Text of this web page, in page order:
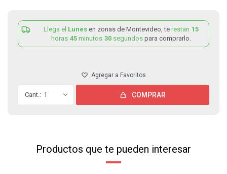
Llega el Lunes en zonas de Montevideo, te restan 15
horas 45 minutos 30 segundos para comprarlo.
1 COMPRAR
Productos que te pueden interesar